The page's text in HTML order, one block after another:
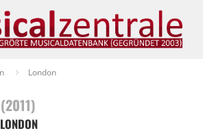
London
(2011)